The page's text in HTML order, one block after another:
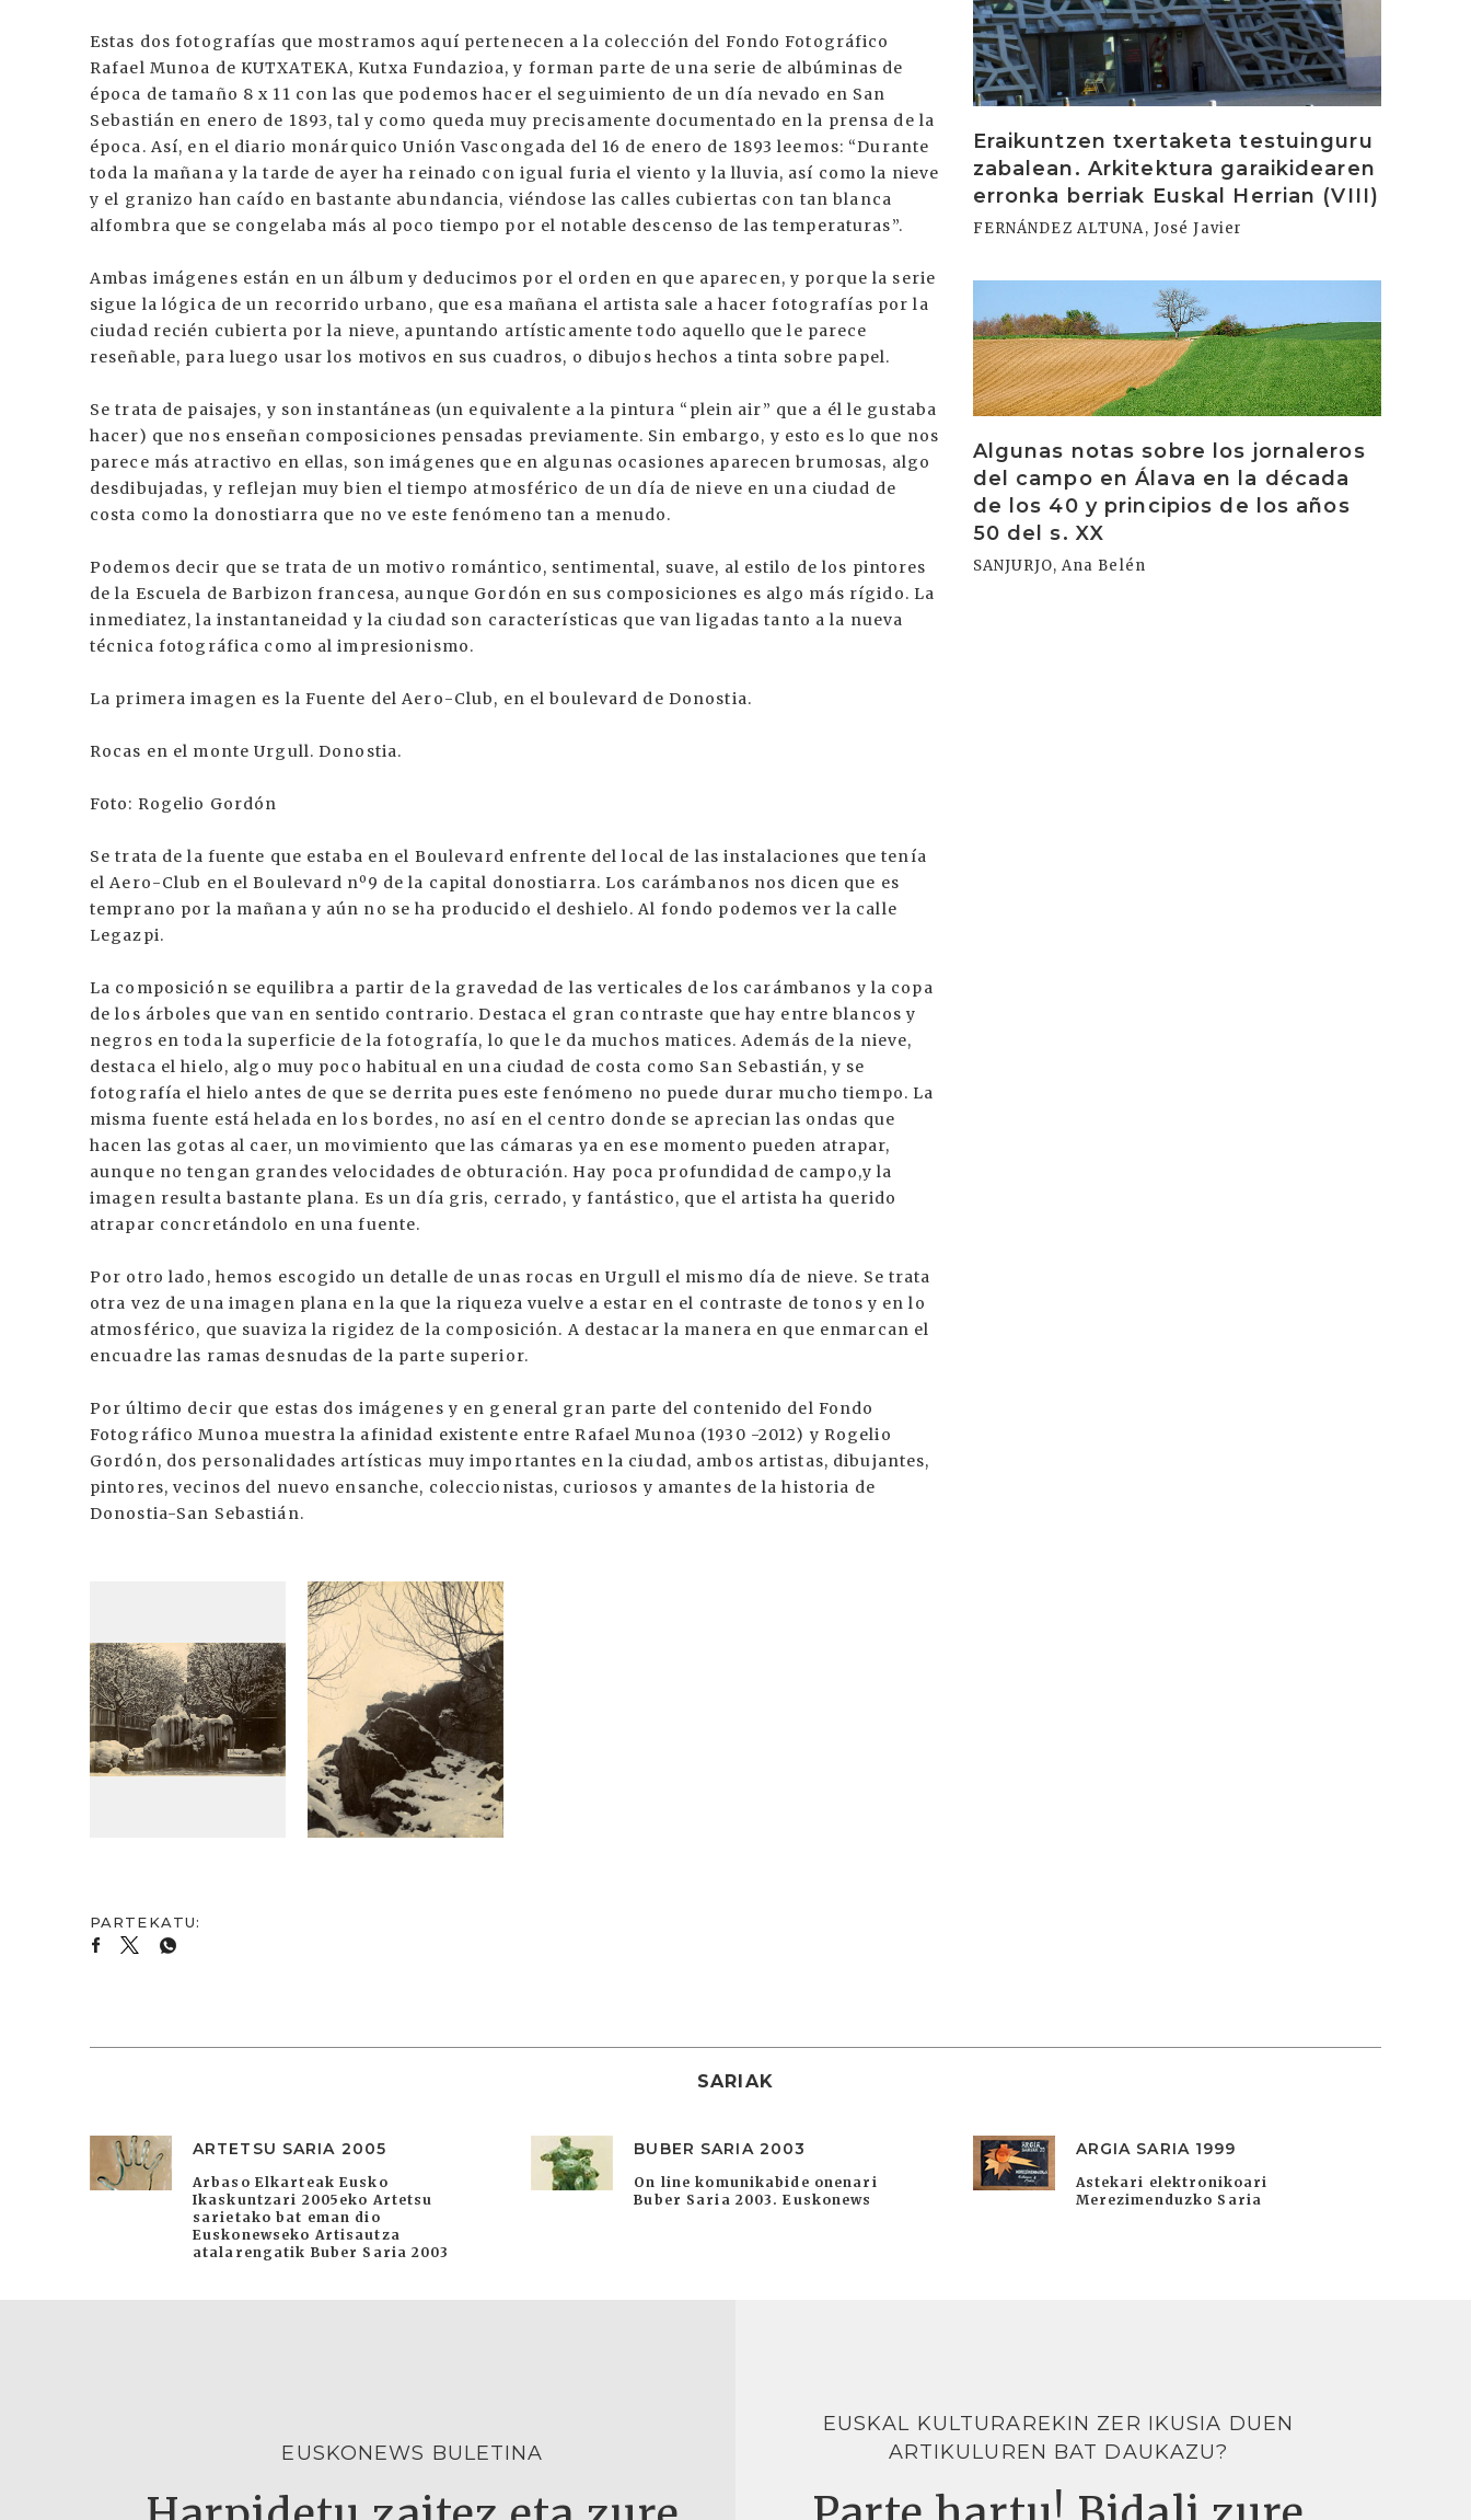
Estas dos fotografías que mostramos aquí pertenecen a la colección del Fondo Fotográfico
Rafael Munoa de KUTXATEKA, Kutxa Fundazioa, y forman parte de una serie de albúminas de
época de tamaño 8 x 11 con las que podemos hacer el seguimiento de un día nevado en San
Sebastián en enero de 1893, tal y como queda muy precisamente documentado en la prensa de la
época. Así, en el diario monárquico Unión Vascongada del 16 de enero de 1893 leemos: “Durante
toda la mañana y la tarde de ayer ha reinado con igual furia el viento y la lluvia, así como la nieve
y el granizo han caído en bastante abundancia, viéndose las calles cubiertas con tan blanca
alfombra que se congelaba más al poco tiempo por el notable descenso de las temperaturas”.
Ambas imágenes están en un álbum y deducimos por el orden en que aparecen, y porque la serie
sigue la lógica de un recorrido urbano, que esa mañana el artista sale a hacer fotografías por la
ciudad recién cubierta por la nieve, apuntando artísticamente todo aquello que le parece
reseñable, para luego usar los motivos en sus cuadros, o dibujos hechos a tinta sobre papel.
Se trata de paisajes, y son instantáneas (un equivalente a la pintura “plein air” que a él le gustaba
hacer) que nos enseñan composiciones pensadas previamente. Sin embargo, y esto es lo que nos
parece más atractivo en ellas, son imágenes que en algunas ocasiones aparecen brumosas, algo
desdibujadas, y reflejan muy bien el tiempo atmosférico de un día de nieve en una ciudad de
costa como la donostiarra que no ve este fenómeno tan a menudo.
Podemos decir que se trata de un motivo romántico, sentimental, suave, al estilo de los pintores
de la Escuela de Barbizon francesa, aunque Gordón en sus composiciones es algo más rígido. La
inmediatez, la instantaneidad y la ciudad son características que van ligadas tanto a la nueva
técnica fotográfica como al impresionismo.
La primera imagen es la Fuente del Aero-Club, en el boulevard de Donostia.
Rocas en el monte Urgull. Donostia.
Foto: Rogelio Gordón
Se trata de la fuente que estaba en el Boulevard enfrente del local de las instalaciones que tenía
el Aero-Club en el Boulevard nº9 de la capital donostiarra. Los carámbanos nos dicen que es
temprano por la mañana y aún no se ha producido el deshielo. Al fondo podemos ver la calle
Legazpi.
La composición se equilibra a partir de la gravedad de las verticales de los carámbanos y la copa
de los árboles que van en sentido contrario. Destaca el gran contraste que hay entre blancos y
negros en toda la superficie de la fotografía, lo que le da muchos matices. Además de la nieve,
destaca el hielo, algo muy poco habitual en una ciudad de costa como San Sebastián, y se
fotografía el hielo antes de que se derrita pues este fenómeno no puede durar mucho tiempo. La
misma fuente está helada en los bordes, no así en el centro donde se aprecian las ondas que
hacen las gotas al caer, un movimiento que las cámaras ya en ese momento pueden atrapar,
aunque no tengan grandes velocidades de obturación. Hay poca profundidad de campo,y la
imagen resulta bastante plana. Es un día gris, cerrado, y fantástico, que el artista ha querido
atrapar concretándolo en una fuente.
Por otro lado, hemos escogido un detalle de unas rocas en Urgull el mismo día de nieve. Se trata
otra vez de una imagen plana en la que la riqueza vuelve a estar en el contraste de tonos y en lo
atmosférico, que suaviza la rigidez de la composición. A destacar la manera en que enmarcan el
encuadre las ramas desnudas de la parte superior.
Por último decir que estas dos imágenes y en general gran parte del contenido del Fondo
Fotográfico Munoa muestra la afinidad existente entre Rafael Munoa (1930 -2012) y Rogelio
Gordón, dos personalidades artísticas muy importantes en la ciudad, ambos artistas, dibujantes,
pintores, vecinos del nuevo ensanche, coleccionistas, curiosos y amantes de la historia de
Donostia-San Sebastián.
Eraikuntzen txertaketa testuinguru
zabalean. Arkitektura garaikidearen
erronka berriak Euskal Herrian (VIII)
FERNÁNDEZ ALTUNA, José Javier
Algunas notas sobre los jornaleros
del campo en Álava en la década
de los 40 y principios de los años
50 del s. XX
SANJURJO, Ana Belén
SARIAK
ARTETSU SARIA 2005
Arbaso Elkarteak Eusko
Ikaskuntzari 2005eko Artetsu
sarietako bat eman dio
Euskonewseko Artisautza
atalarengatik Buber Saria 2003
BUBER SARIA 2003
On line komunikabide onenari
Buber Saria 2003. Euskonews
ARGIA SARIA 1999
Astekari elektronikoari
Merezimenduzko Saria
EUSKONEWS BULETINA
EUSKAL KULTURAREKIN ZER IKUSIA DUEN
ARTIKULUREN BAT DAUKAZU?